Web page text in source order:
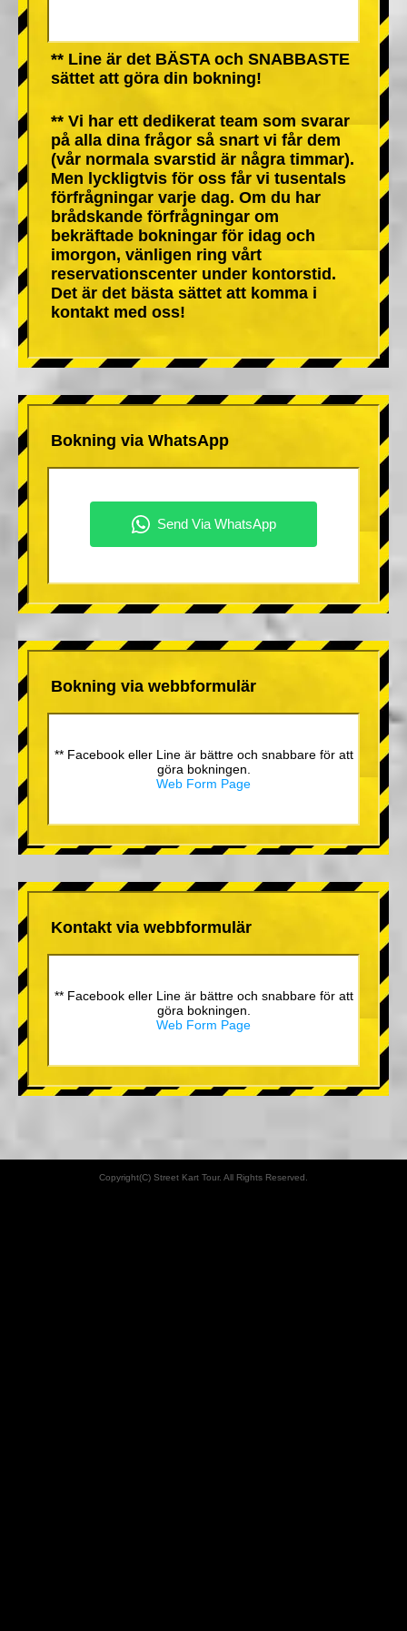
** Line är det BÄSTA och SNABBASTE
sättet att göra din bokning!
** Vi har ett dedikerat team som svarar
på alla dina frågor så snart vi får dem
(vår normala svarstid är några timmar).
Men lyckligtvis för oss får vi tusentals
förfrågningar varje dag. Om du har
brådskande förfrågningar om
bekräftade bokningar för idag och
imorgon, vänligen ring vårt
reservationscenter under kontorstid.
Det är det bästa sättet att komma i
kontakt med oss!
Bokning via WhatsApp
Bokning via webbformulär
** Facebook eller Line är bättre och snabbare för att
göra bokningen.
Web Form Page
Kontakt via webbformulär
** Facebook eller Line är bättre och snabbare för att
göra bokningen.
Web Form Page
Copyright(C) Street Kart Tour. All Rights Reserved.